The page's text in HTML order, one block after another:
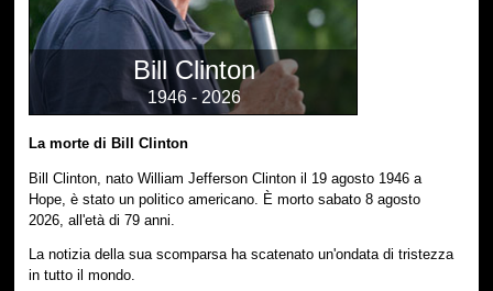
Bill Clinton
1946 - 2026
La morte di Bill Clinton
Bill Clinton, nato William Jefferson Clinton il 19 agosto 1946 a
Hope, è stato un politico americano. È morto sabato 8 agosto
2026, all'età di 79 anni.
La notizia della sua scomparsa ha scatenato un'ondata di tristezza
in tutto il mondo.